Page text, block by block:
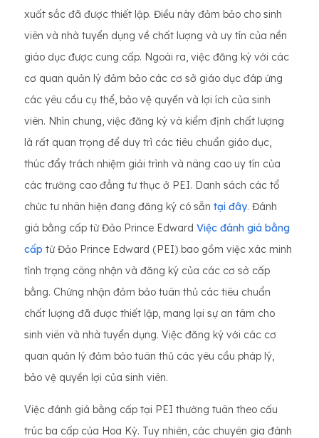
xuất sắc đã được thiết lập. Điều này đảm bảo cho sinh
viên và nhà tuyển dụng về chất lượng và uy tín của nền
giáo dục được cung cấp. Ngoài ra, việc đăng ký với các
cơ quan quản lý đảm bảo các cơ sở giáo dục đáp ứng
các yêu cầu cụ thể, bảo vệ quyền và lợi ích của sinh
viên. Nhìn chung, việc đăng ký và kiểm định chất lượng
là rất quan trọng để duy trì các tiêu chuẩn giáo dục,
thúc đẩy trách nhiệm giải trình và nâng cao uy tín của
các trường cao đẳng tư thục ở PEI. Danh sách các tổ
chức tư nhân hiện đang đăng ký có sẵn tại đây. Đánh
giá bằng cấp từ Đảo Prince Edward Việc đánh giá bằng
cấp từ Đảo Prince Edward (PEI) bao gồm việc xác minh
tình trạng công nhận và đăng ký của các cơ sở cấp
bằng. Chứng nhận đảm bảo tuân thủ các tiêu chuẩn
chất lượng đã được thiết lập, mang lại sự an tâm cho
sinh viên và nhà tuyển dụng. Việc đăng ký với các cơ
quan quản lý đảm bảo tuân thủ các yêu cầu pháp lý,
bảo vệ quyền lợi của sinh viên.
Việc đánh giá bằng cấp tại PEI thường tuân theo cấu
trúc ba cấp của Hoa Kỳ. Tuy nhiên, các chuyên gia đánh